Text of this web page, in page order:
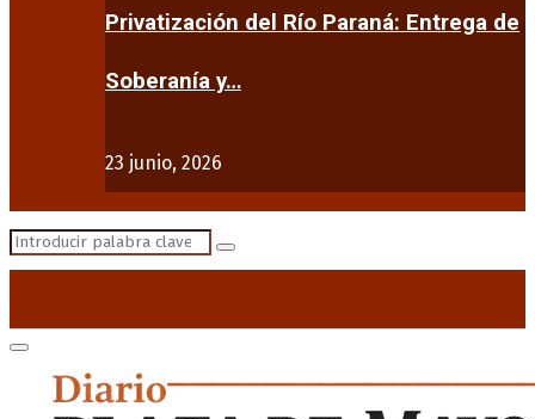
Privatización del Río Paraná: Entrega de
Soberanía y…
23 junio, 2026
Search
Search
Primary
Menu